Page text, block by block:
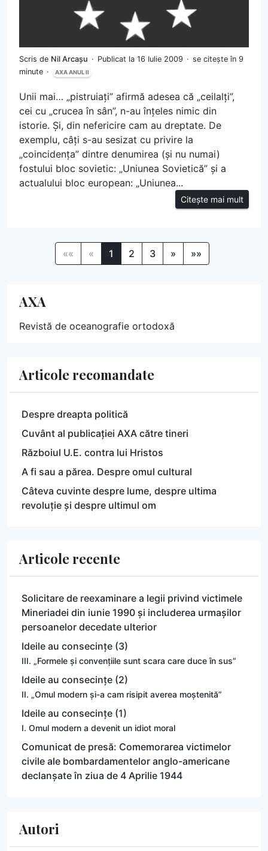
Scris de Nil Arcașu Publicat la 16 Iulie 2009
se citește în 9
minute
AXA ANUL II
Unii mai… „pistruiați” afirmă adesea că „ceilalți”,
cei cu „crucea în sân”, n-au înțeles nimic din
istorie. Și, din nefericire cam au dreptate. De
exemplu, câți s-au sesizat cu privire la
„coincidența” dintre denumirea (și nu numai)
fostului bloc sovietic: „Uniunea Sovietică” și a
actualului bloc european: „Uniunea...
Citește mai mult
«« « 1 2 3 » »»
AXA
Revistă de oceanografie ortodoxă
Articole recomandate
Despre dreapta politică
Cuvânt al publicației AXA către tineri
Războiul U.E. contra lui Hristos
A fi sau a părea. Despre omul cultural
Câteva cuvinte despre lume, despre ultima
revoluție și despre ultimul om
Articole recente
Solicitare de reexaminare a legii privind victimele
Mineriadei din iunie 1990 și includerea urmașilor
persoanelor decedate ulterior
Ideile au consecințe (3)
III. „Formele și convențiile sunt scara care duce în sus”
Ideile au consecințe (2)
II. „Omul modern și-a cam risipit averea moștenită”
Ideile au consecințe (1)
I. Omul modern a devenit un idiot moral
Comunicat de presă: Comemorarea victimelor
civile ale bombardamentelor anglo-americane
declanșate în ziua de 4 Aprilie 1944
Autori